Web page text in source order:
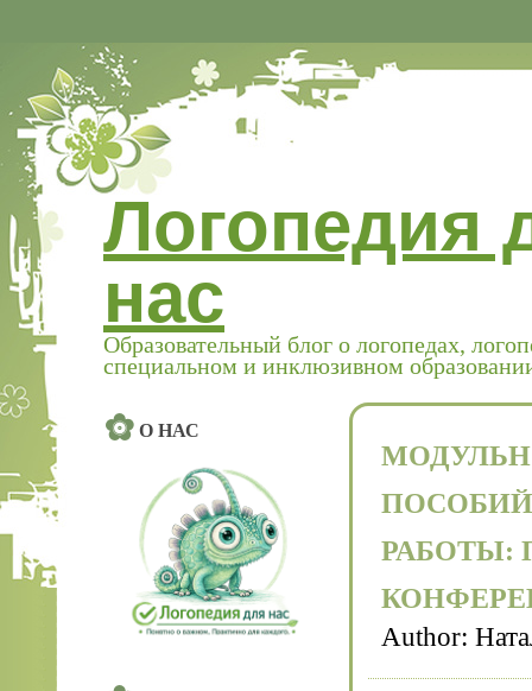
Логопедия
нас
Образовательный блог о логопедах,
специальном и инклюзивном
О НАС
РАБОТЫ:
Author: